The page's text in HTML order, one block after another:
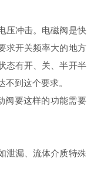
冲击。电磁阀是快
求开关频率大的地方
态有开、关、半开半
到这个要求。
要这样的功能需要
漏、流体介质特殊